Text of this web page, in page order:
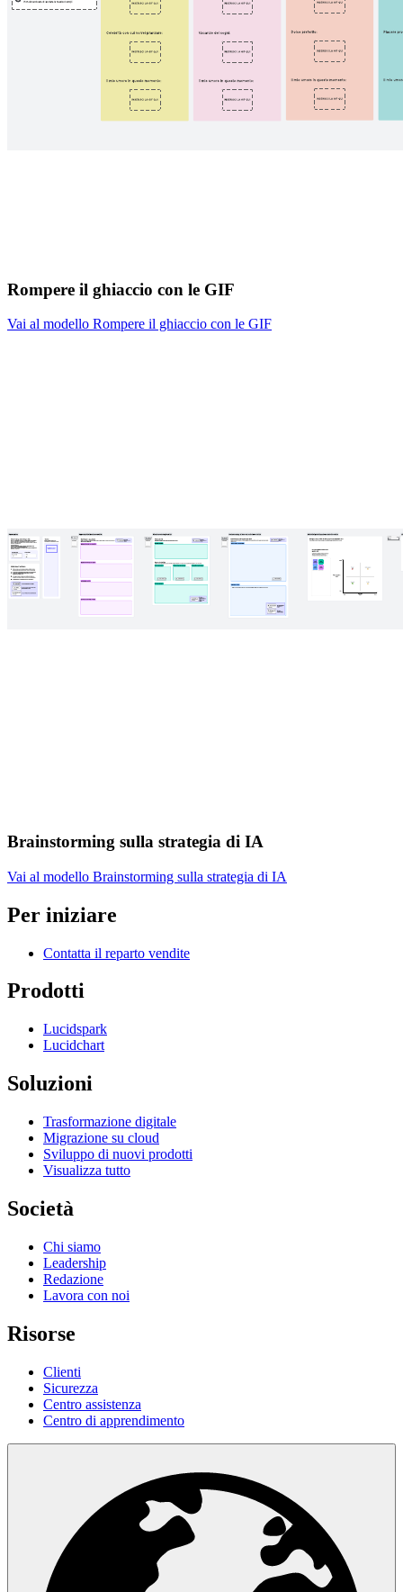
Rompere il ghiaccio con le GIF
Vai al modello Rompere il ghiaccio con le GIF
Brainstorming sulla strategia di IA
Vai al modello Brainstorming sulla strategia di IA
Per iniziare
Contatta il reparto vendite
Prodotti
Lucidspark
Lucidchart
Soluzioni
Trasformazione digitale
Migrazione su cloud
Sviluppo di nuovi prodotti
Visualizza tutto
Società
Chi siamo
Leadership
Redazione
Lavora con noi
Risorse
Clienti
Sicurezza
Centro assistenza
Centro di apprendimento